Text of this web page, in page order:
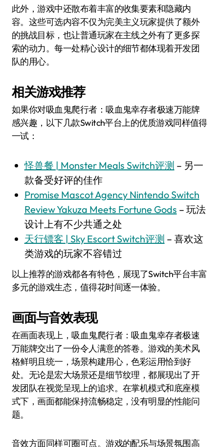
此外，游戏中还散布着丰富的收集要素和隐藏内
容。这些可选内容不仅为完美主义玩家提供了额外
的挑战目标，也让普通玩家在主线之外有了更多探
索的动力。每一处精心设计的细节都体现着开发团
队的用心。
相关游戏推荐
如果你对吸血鬼爬行者：吸血鬼幸存者极速万能牌
感兴趣，以下几款Switch平台上的优质游戏同样值得
一试：
怪兽餐 | Monster Meals Switch评测 – 另一
款备受好评的佳作
Promise Mascot Agency Nintendo Switch
Review Yakuza Meets Fortune Gods – 玩法
设计上有不少共通之处
天行镖客 | Sky Escort Switch评测 – 喜欢这
类游戏的玩家不容错过
以上推荐的游戏都各有特色，展现了Switch平台丰富
多元的游戏生态，值得花时间逐一体验。
画面与音效表现
在画面表现上，吸血鬼爬行者：吸血鬼幸存者极速
万能牌交出了一份令人满意的答卷。游戏的美术风
格鲜明且统一，场景构建用心，色彩运用恰到好
处。无论是宏大场景还是细节纹理，都展现出了开
发团队在视觉呈现上的追求。在掌机模式和底座模
式下，画面都能保持流畅稳定，没有明显的性能问
题。
音效方面同样可圈可点。游戏的配乐与场景氛围高